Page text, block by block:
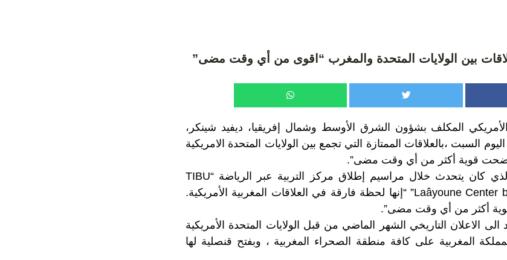
بين الولايات المتحدة والمغرب “اقوى من أي وقت مضى”
المكلف بشؤون الشرق الأوسط وشمال إفريقيا، ديفيد شينكر،
السبت ،بالعلاقات الممتازة التي تجمع بين الولايات المتحدة الامريكية
“أضحت قوية أكثر من أي وقت مضى”.
وقال المسؤول الأمريكي الذي كان يتحدث خلال مراسيم إطلاق مركز التربية عبر الرياضة “TIBU
Laâyoune Center by US Embassy Morocco” “إنها لحظة فارقة في العلاقات المغربية الأمريكية.
أكثر من أي وقت مضى”.
الاعلان التاريخي الشهر الماضي من قبل الولايات المتحدة الأمريكية
المغربية على كافة منطقة الصحراء المغربية ، وبفتح قنصلية لها